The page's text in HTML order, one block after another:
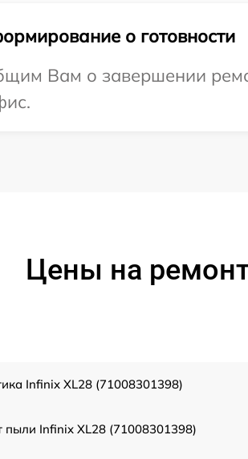
о готовности
Вам о завершении
Цены на
Infinix XL28 (71008301398)
пыли Infinix XL28 (71008301398)